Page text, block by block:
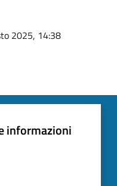
2025, 14:38
informazioni